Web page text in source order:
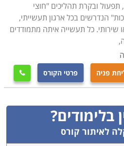
תפעול ובקרת תהליכים "חוצי
הנדרשים בכל ארגון תעשייתי,
שירותי. כל תעשייה איתה מתמודדים
פניה פרטי הקורס 
בלימודים?
לאיתור קורס